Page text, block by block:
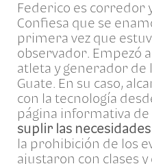
Federico es corredor
Confiesa que se
primera vez que
observador. Empezó
atleta y generador de
Guate. En su caso,
con la tecnología
página informativa de
suplir las
la prohibición de los
ajustaron con clases